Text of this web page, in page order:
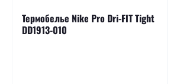
Термобелье Nike Pro Dri-FIT Tight
DD1913-010